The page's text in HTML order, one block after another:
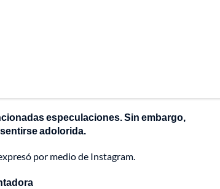
especulaciones. Sin embargo,
adolorida.
por medio de Instagram.